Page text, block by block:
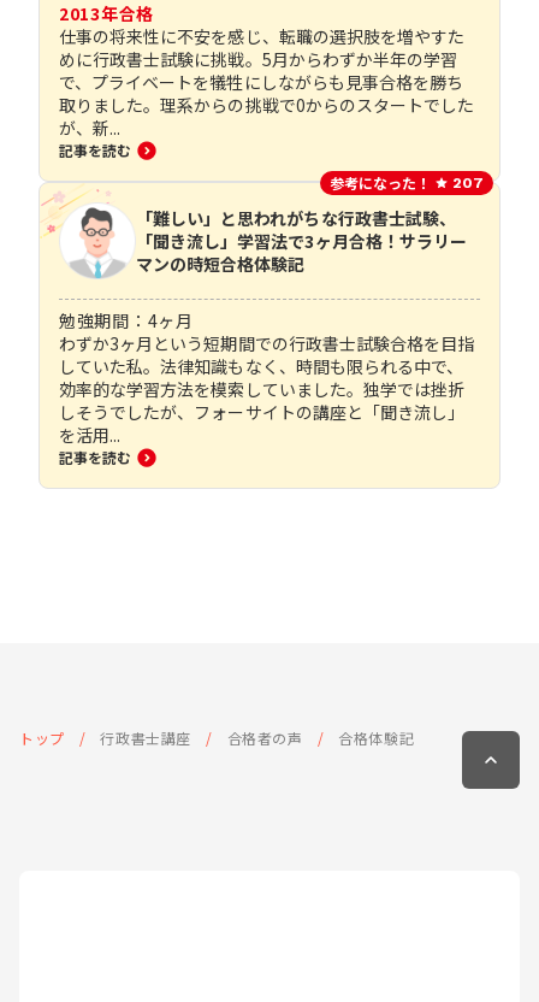
2013年合格
仕事の将来性に不安を感じ、転職の選択肢を増やすた
めに行政書士試験に挑戦。5月からわずか半年の学習
で、プライベートを犠牲にしながらも見事合格を勝ち
取りました。理系からの挑戦で0からのスタートでした
が、新...
記事を読む
参考になった！ 207
「難しい」と思われがちな行政書士試験、
「聞き流し」学習法で3ヶ月合格！サラリー
マンの時短合格体験記
勉強期間： 4ヶ月
わずか3ヶ月という短期間での行政書士試験合格を目指
していた私。法律知識もなく、時間も限られる中で、
効率的な学習方法を模索していました。独学では挫折
しそうでしたが、フォーサイトの講座と「聞き流し」
を活用...
記事を読む
トップ 行政書士講座 合格者の声 合格体験記